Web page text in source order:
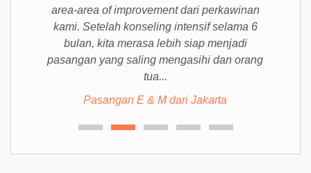
area-area of improvement dari perkawinan
kami. Setelah konseling intensif selama 6
bulan, kita merasa lebih siap menjadi
pasangan yang saling mengasihi dan orang
tua...
Pasangan E & M dari Jakarta